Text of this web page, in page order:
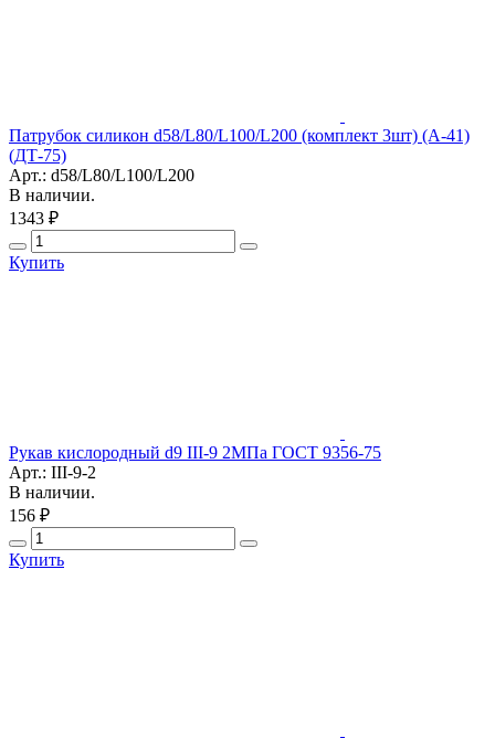
Патрубок силикон d58/L80/L100/L200 (комплект 3шт) (А-41)
(ДТ-75)
Арт.: d58/L80/L100/L200
В наличии.
1343 ₽
Купить
Рукав кислородный d9 III-9 2МПа ГОСТ 9356-75
Арт.: III-9-2
В наличии.
156 ₽
Купить